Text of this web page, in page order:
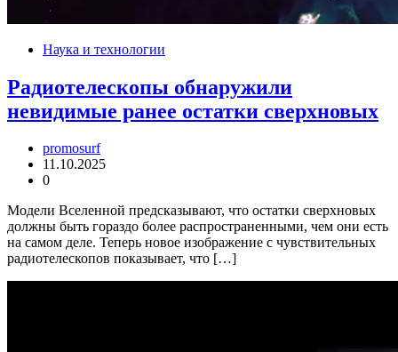
Наука и технологии
Радиотелескопы обнаружили
невидимые ранее остатки сверхновых
promosurf
11.10.2025
0
Модели Вселенной предсказывают, что остатки сверхновых
должны быть гораздо более распространенными, чем они есть
на самом деле. Теперь новое изображение с чувствительных
радиотелескопов показывает, что […]